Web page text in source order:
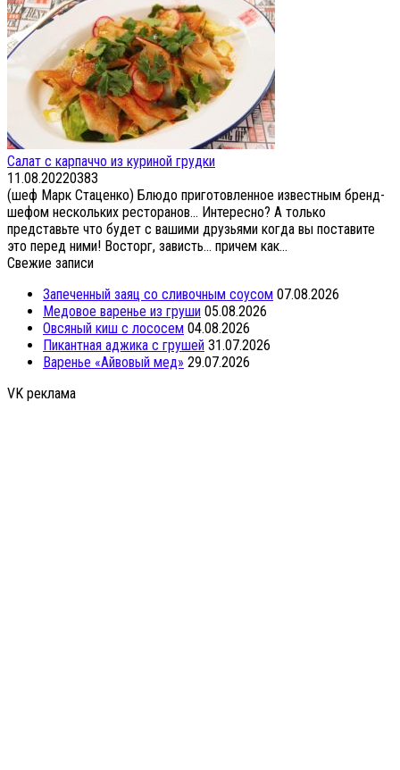
Салат с карпаччо из куриной грудки
11.08.20220383
(шеф Марк Стаценко) Блюдо приготовленное известным бренд-
шефом нескольких ресторанов… Интересно? А только
представьте что будет с вашими друзьями когда вы поставите
это перед ними! Восторг, зависть… причем как...
Свежие записи
Запеченный заяц со сливочным соусом 07.08.2026
Медовое варенье из груши 05.08.2026
Овсяный киш с лососем 04.08.2026
Пикантная аджика с грушей 31.07.2026
Варенье «Айвовый мед» 29.07.2026
VK реклама